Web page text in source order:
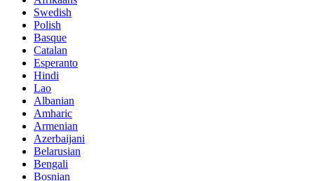
Swedish
Polish
Basque
Catalan
Esperanto
Hindi
Lao
Albanian
Amharic
Armenian
Azerbaijani
Belarusian
Bengali
Bosnian